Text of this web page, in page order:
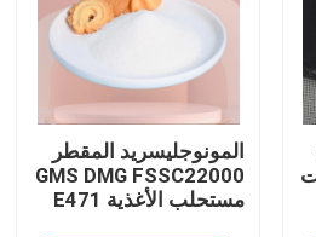
المونوجليسريد المقطر
GMS DMG FSSC22000
مستحلب الأغذية E471